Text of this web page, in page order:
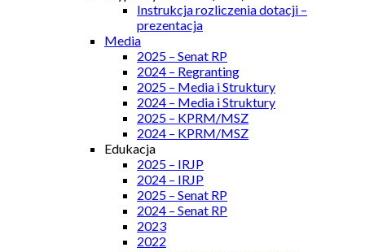
Instrukcja rozliczenia dotacji –
prezentacja
Media
2025 – Senat RP
2024 – Regranting
2025 – Media i Struktury
2024 – Media i Struktury
2025 – KPRM/MSZ
2024 – KPRM/MSZ
Edukacja
2025 – IRJP
2024 – IRJP
2025 – Senat RP
2024 – Senat RP
2023
2022